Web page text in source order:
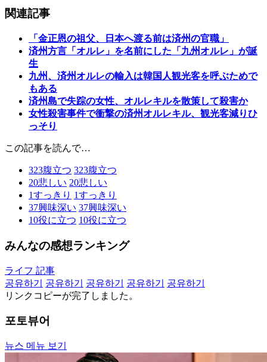
関連記事
「金正恩の祖父、日本へ渡る前は済州の官職」
済州方言「オルレ」を名前にした「九州オルレ」が誕
生
九州、済州オルレの輸入は韓国人観光客を呼ぶためで
もある
済州島で失踪の女性、オルレキルを散策して殺害か
女性殺害事件で衝撃の済州オルレキル、観光客減りひ
っそり
この記事を読んで…
323腹立つ 323腹立つ
20悲しい 20悲しい
1すっきり 1すっきり
37興味深い 37興味深い
10役に立つ 10役に立つ
みんなの感想ランキング
ライフ 記事
공유하기
공유하기 공유하기 공유하기
공유하기
リンクコピーが完了しました。
포토뷰어
뉴스 메뉴 보기